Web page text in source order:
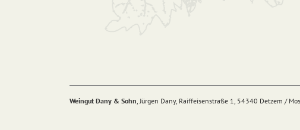
Weingut Dany & Sohn, Jürgen Dany, Raiffeisenstraße 1, 54340 Detzem /